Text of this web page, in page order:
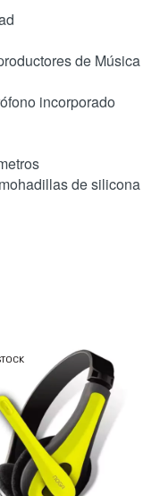
de Música
incorporado
de silicona